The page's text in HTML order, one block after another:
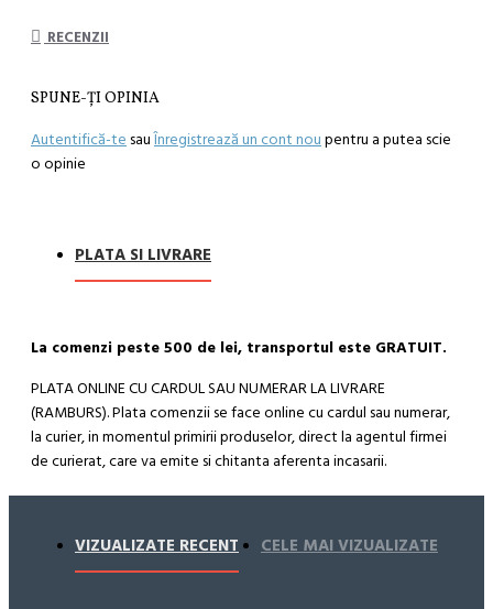
RECENZII
SPUNE-ŢI OPINIA
Autentifică-te sauÎnregistrează un cont nou pentru a putea scie
o opinie
PLATA SI LIVRARE
La comenzi peste 500 de lei, transportul este GRATUIT.
PLATA ONLINE CU CARDUL SAU NUMERAR LA LIVRARE
(RAMBURS). Plata comenzii se face online cu cardul sau numerar,
la curier, in momentul primirii produselor, direct la agentul firmei
de curierat, care va emite si chitanta aferenta incasarii.
Cum se face livrarea produselor:
Livrarea comenzii la adresa indicata de dvs. si este asigurata de
compania de curierat, care va livreaza comanda în decursul a 24-
VIZUALIZATE RECENT CELE MAI VIZUALIZATE